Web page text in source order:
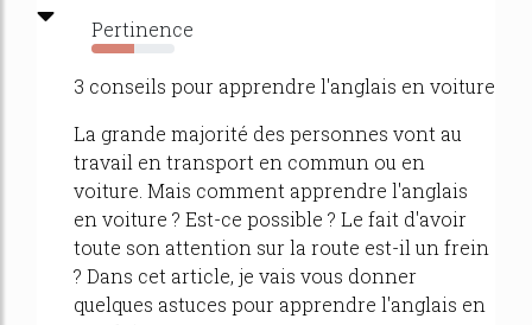
Pertinence
52%
3 conseils pour apprendre l'anglais en voiture
La grande majorité des personnes vont au
travail en transport en commun ou en
voiture. Mais comment apprendre l'anglais
en voiture ? Est-ce possible ? Le fait d'avoir
toute son attention sur la route est-il un frein
? Dans cet article, je vais vous donner
quelques astuces pour apprendre l'anglais en